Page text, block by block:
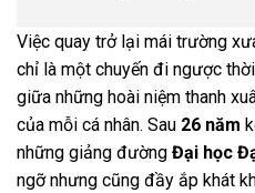
Việc quay trở lại mái trường
chỉ là một chuyến đi ngược
giữa những hoài niệm thanh
của mỗi cá nhân. Sau 26 năm
những giảng đường Đại học
ngỡ nhưng cũng đầy ắp khát